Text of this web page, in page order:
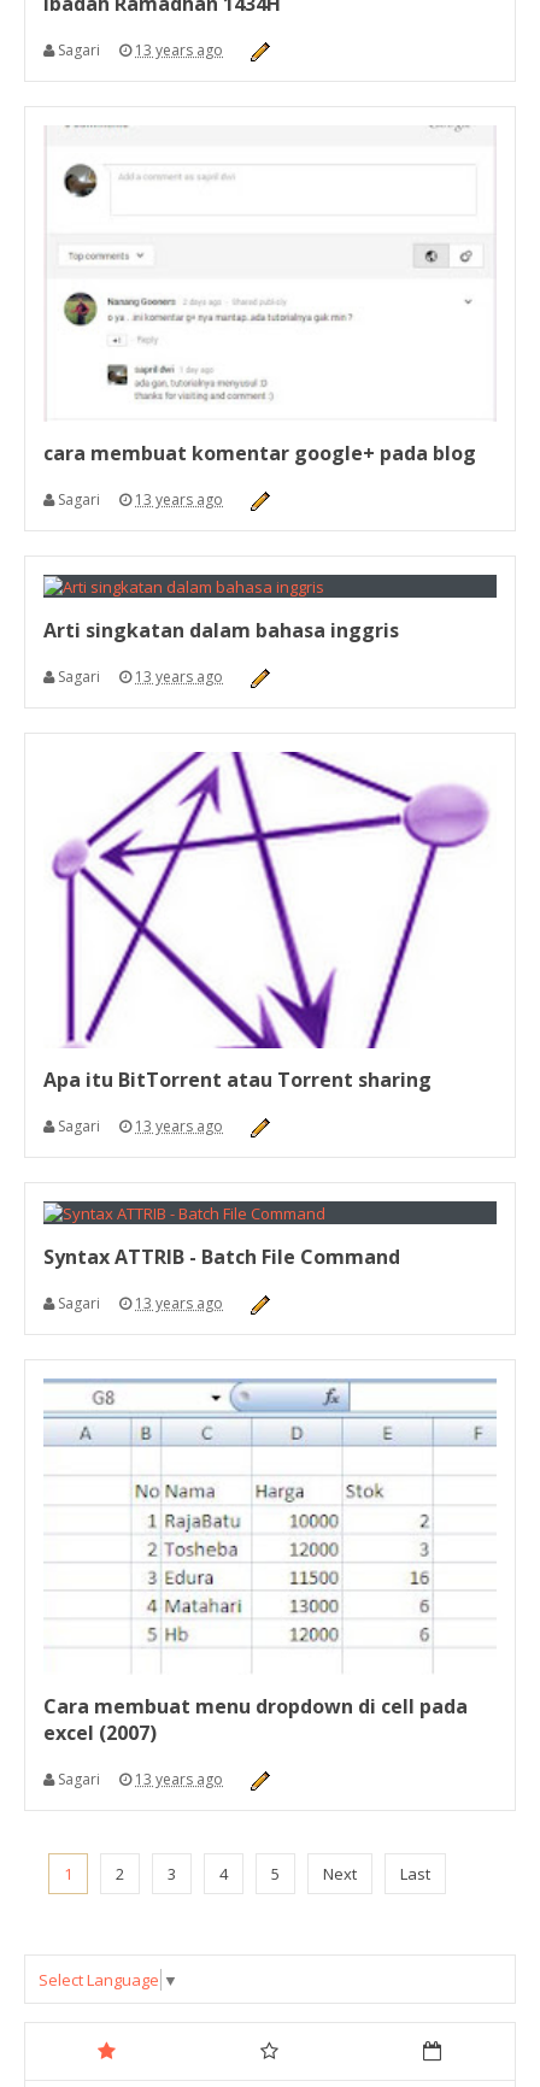
Sagari 13 years ago
cara membuat komentar google+ pada blog
Sagari 13 years ago
Arti singkatan dalam bahasa inggris
Sagari 13 years ago
Apa itu BitTorrent atau Torrent sharing
Sagari 13 years ago
Syntax ATTRIB - Batch File Command
Sagari 13 years ago
Cara membuat menu dropdown di cell pada
excel (2007)
Sagari 13 years ago
1 2 3 4 5 Next Last
Select Language ▼